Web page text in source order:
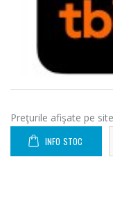
Preţurile afişate pe
INFO STOC